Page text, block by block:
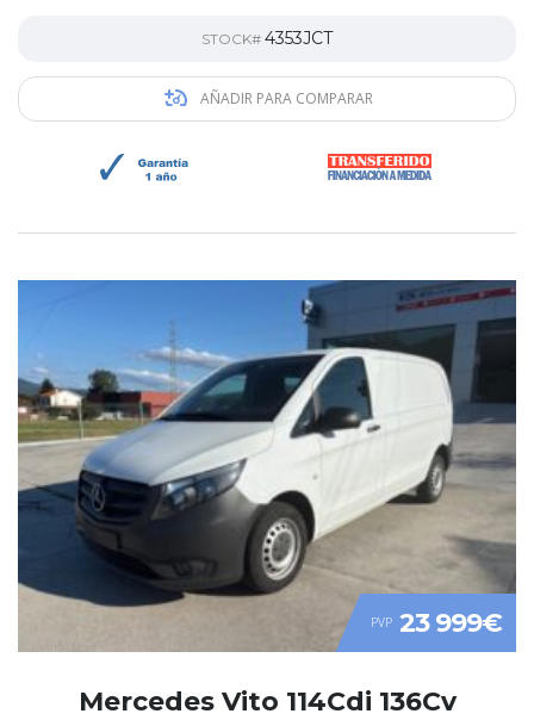
STOCK# 4353JCT
AÑADIR PARA COMPARAR
PVP 23 999€
Mercedes Vito 114Cdi 136Cv